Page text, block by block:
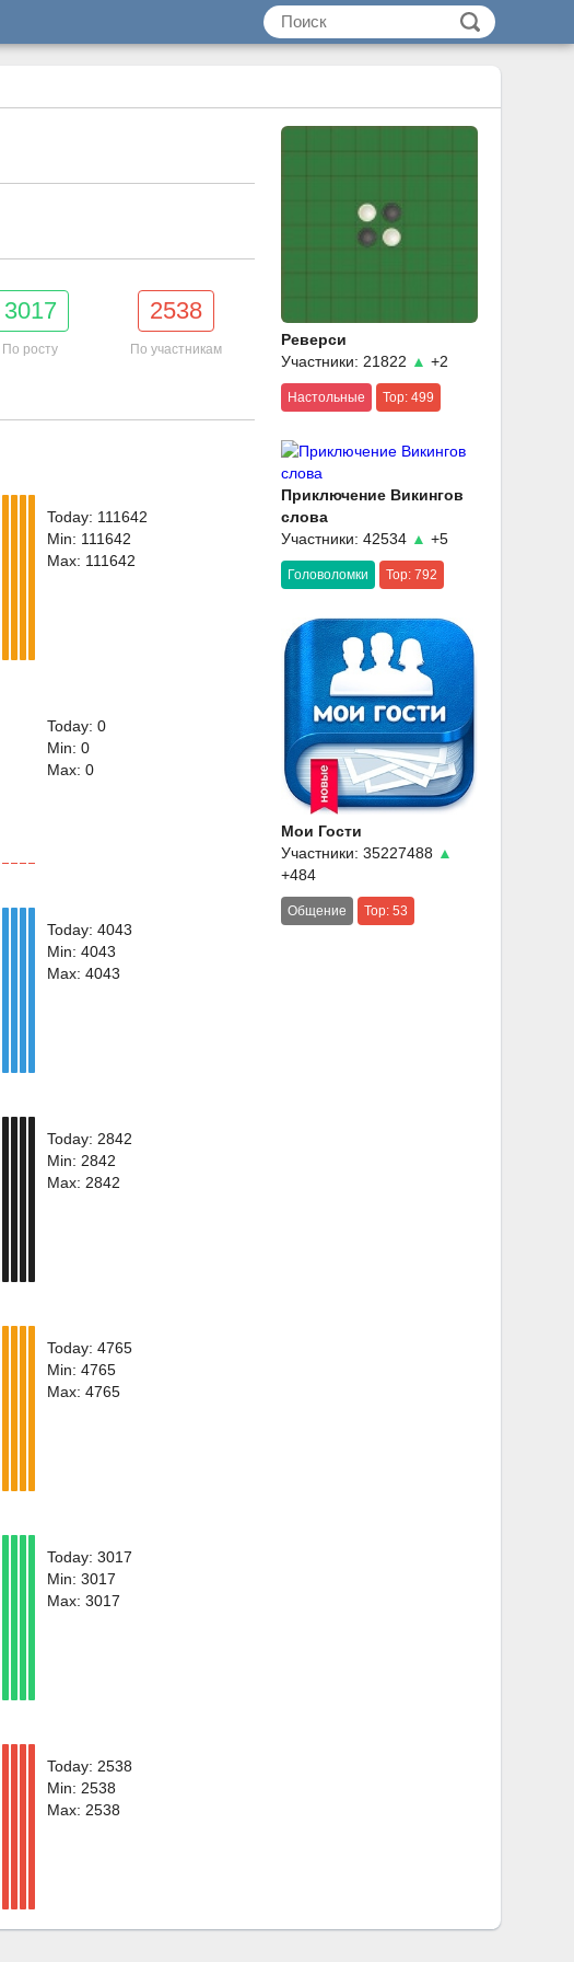
3017
По росту
2538
По участникам
Today: 111642
Min: 111642
Max: 111642
Today: 0
Min: 0
Max: 0
Today: 4043
Min: 4043
Max: 4043
Today: 2842
Min: 2842
Max: 2842
Today: 4765
Min: 4765
Max: 4765
Today: 3017
Min: 3017
Max: 3017
Today: 2538
Min: 2538
Max: 2538
Реверси
Участники: 21822 ▲ +2
Настольные Top: 499
Приключение Викингов
слова
Участники: 42534 ▲ +5
Головоломки Top: 792
Мои Гости
Участники: 35227488 ▲
+484
Общение Top: 53